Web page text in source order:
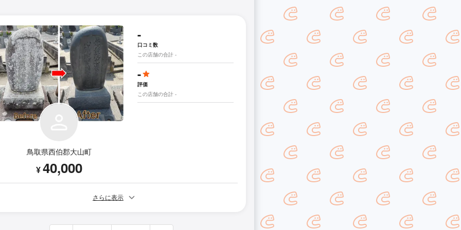
鳥取県西伯郡大山町
¥40,000
-
口コミ数
この店舗の合計 -
-
評価
この店舗の合計 -
さらに表示